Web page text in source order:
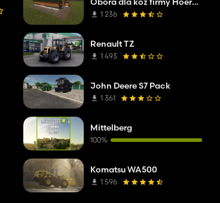
1 236
Renault TZ
1 493
John Deere S7 Pack
1 361
Mittelberg
100%
Komatsu WA500
1 596